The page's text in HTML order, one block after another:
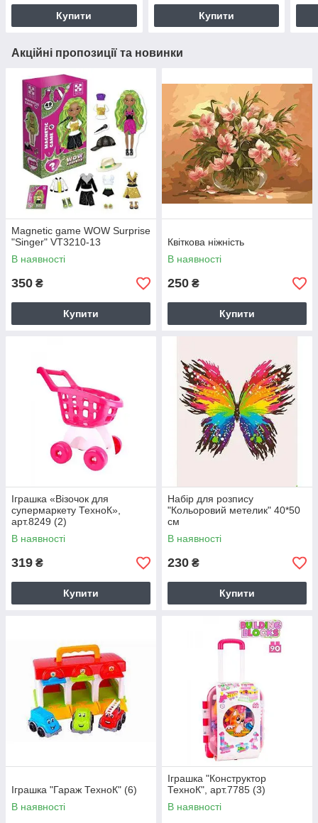
Купити Купити
Акційні пропозиції та новинки
Magnetic game WOW Surprise
"Singer" VT3210-13
В наявності
350 ₴
Купити
Квіткова ніжність
В наявності
250 ₴
Купити
Іграшка «Візочок для
супермаркету ТехноК»,
арт.8249 (2)
В наявності
319 ₴
Купити
Набір для розпису
"Кольоровий метелик" 40*50
см
В наявності
230 ₴
Купити
Іграшка "Гараж ТехноК" (6)
В наявності
Іграшка "Конструктор
ТехноК", арт.7785 (3)
В наявності